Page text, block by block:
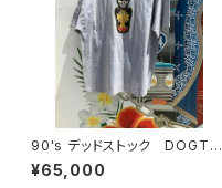
90's デッドストック DOGTO
WN
¥65,000